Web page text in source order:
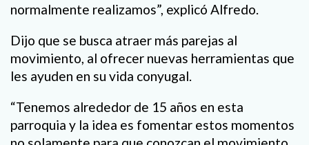
normalmente realizamos”, explicó Alfredo.
Dijo que se busca atraer más parejas al
movimiento, al ofrecer nuevas herramientas que
les ayuden en su vida conyugal.
“Tenemos alrededor de 15 años en esta
parroquia y la idea es fomentar estos momentos